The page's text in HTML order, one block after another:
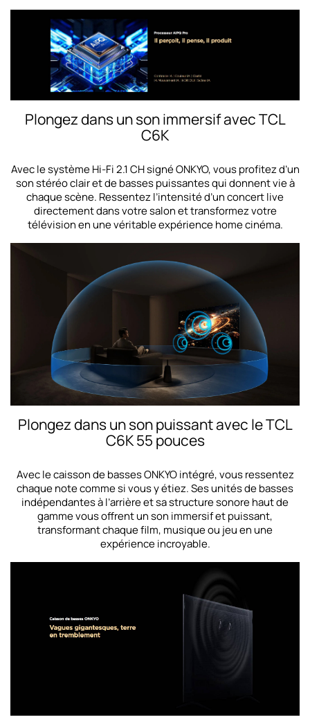
Plongez dans un son immersif avec TCL
C6K
Avec le système Hi‑Fi 2.1 CH signé ONKYO, vous profitez d’un
son stéréo clair et de basses puissantes qui donnent vie à
chaque scène. Ressentez l’intensité d’un concert live
directement dans votre salon et transformez votre
télévision en une véritable expérience home cinéma.
Plongez dans un son puissant avec le TCL
C6K 55 pouces
Avec le caisson de basses ONKYO intégré, vous ressentez
chaque note comme si vous y étiez. Ses unités de basses
indépendantes à l’arrière et sa structure sonore haut de
gamme vous offrent un son immersif et puissant,
transformant chaque film, musique ou jeu en une
expérience incroyable.